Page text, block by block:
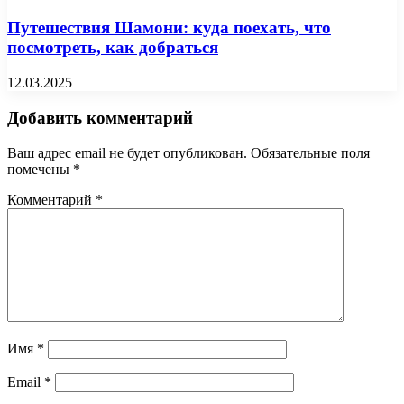
Путешествия Шамони: куда поехать, что
посмотреть, как добраться
12.03.2025
Добавить комментарий
Ваш адрес email не будет опубликован. Обязательные поля
помечены *
Комментарий *
Имя *
Email *